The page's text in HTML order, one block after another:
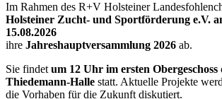
Im Rahmen des R+V Holsteiner
Holsteiner Zucht- und Sportförderung e.V.
15.08.2026
ihre Jahreshauptversammlung 2026 ab.
Sie findet um 12 Uhr im ersten
Thiedemann-Halle statt. Aktuelle Projekte
die Vorhaben für die Zukunft diskutiert.